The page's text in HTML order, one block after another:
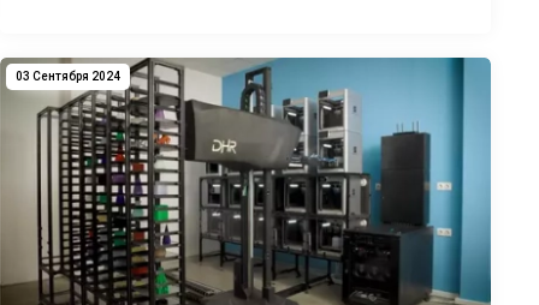
03 Сентября 2024